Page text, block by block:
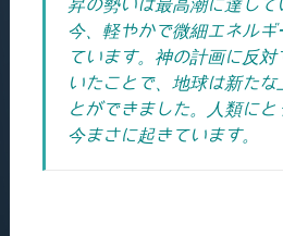
昇の勢いは最高潮に達して
今、軽やかで微細エネルギ
ています。神の計画に反
いたことで、地球は新た
とができました。
人類に
今まさに起きています。